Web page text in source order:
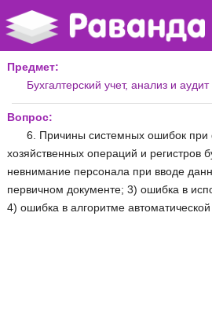
Предмет:
Бухгалтерский учет, анализ и аудит
Вопрос:
6. Причины системных ошибок
хозяйственных операций и регистров
невнимание персонала при вводе
первичном документе; 3) ошибка в
4) ошибка в алгоритме